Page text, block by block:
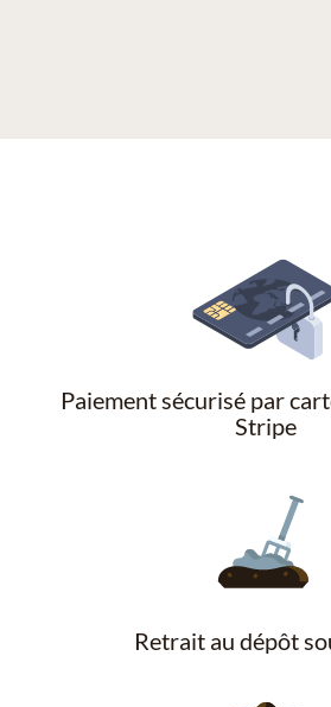
Paiement sécurisé par
Stripe
Retrait au dépôt